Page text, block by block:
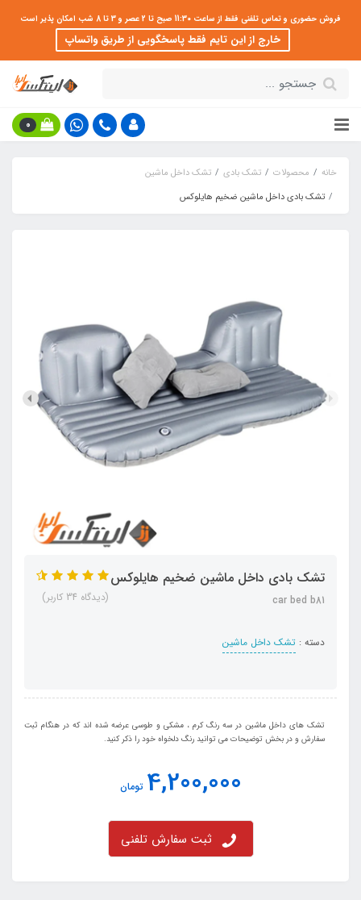
فروش حضوری و تماس تلفنی فقط از ساعت 11:30 صبح تا 2 عصر و 3 تا 8 شب امکان پذیر است
خارج از این تایم فقط پاسخگویی از طریق واتساپ
0
خانه محصولات تشک بادی
تشک داخل ماشین
تشک بادی داخل ماشین ضخیم هایلوکس
تشک بادی داخل ماشین ضخیم هایلوکس
car bed b81
دسته : تشک داخل ماشین
(دیدگاه 34 کاربر)
تشک های داخل ماشین در سه رنگ کرم ، مشکی و طوسی عرضه شده اند که در هنگام ثبت
سفارش و در بخش توضیحات می توانید رنگ دلخواه خود را ذکر کنید.
4,200,000 تومان
ثبت سفارش تلفنی